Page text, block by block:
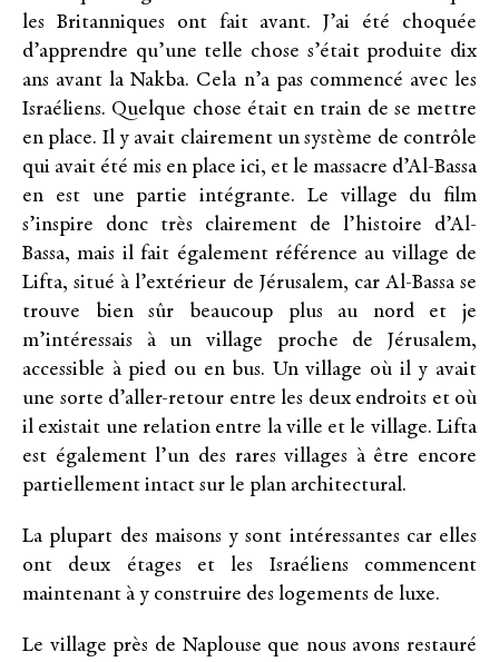
les Britanniques ont fait avant. J’ai été choquée
d’apprendre qu’une telle chose s’était produite dix
ans avant la Nakba. Cela n’a pas commencé avec les
Israéliens. Quelque chose était en train de se mettre
en place. Il y avait clairement un système de contrôle
qui avait été mis en place ici, et le massacre d’Al-Bassa
en est une partie intégrante. Le village du film
s’inspire donc très clairement de l’histoire d’Al-
Bassa, mais il fait également référence au village de
Lifta, situé à l’extérieur de Jérusalem, car Al-Bassa se
trouve bien sûr beaucoup plus au nord et je
m’intéressais à un village proche de Jérusalem,
accessible à pied ou en bus. Un village où il y avait
une sorte d’aller-retour entre les deux endroits et où
il existait une relation entre la ville et le village. Lifta
est également l’un des rares villages à être encore
partiellement intact sur le plan architectural.
La plupart des maisons y sont intéressantes car elles
ont deux étages et les Israéliens commencent
maintenant à y construire des logements de luxe.
Le village près de Naplouse que nous avons restauré